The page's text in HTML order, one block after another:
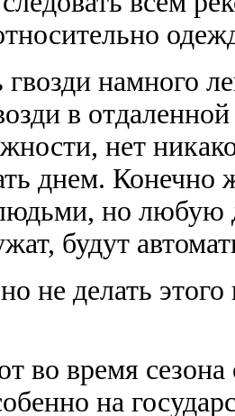
гвозди намного
в
нет
днем. Конечно
но любую
будут
не делать
во время
на